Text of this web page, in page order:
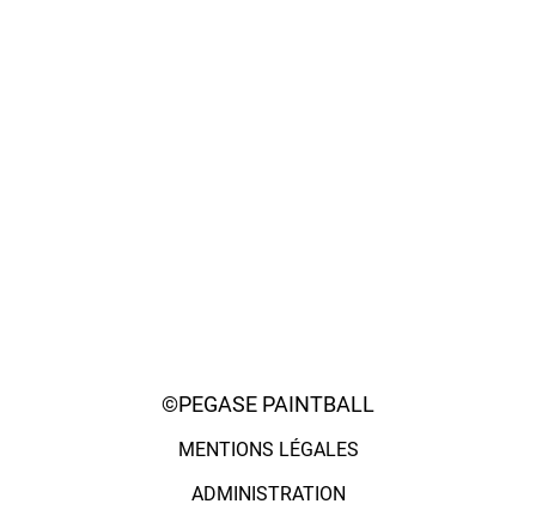
©PEGASE PAINTBALL
MENTIONS LÉGALES
ADMINISTRATION